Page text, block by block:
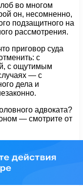
во многом
он, несомненно,
подзащитного на
рассмотрения.
приговор суда
с
с ощутимым
— с
дела и
адвоката?
— смотрите от